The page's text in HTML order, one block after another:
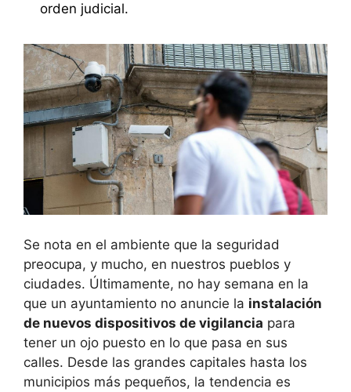
orden judicial.
Se nota en el ambiente que la seguridad
preocupa, y mucho, en nuestros pueblos y
ciudades. Últimamente, no hay semana en la
que un ayuntamiento no anuncie la instalación
de nuevos dispositivos de vigilancia para
tener un ojo puesto en lo que pasa en sus
calles. Desde las grandes capitales hasta los
municipios más pequeños, la tendencia es